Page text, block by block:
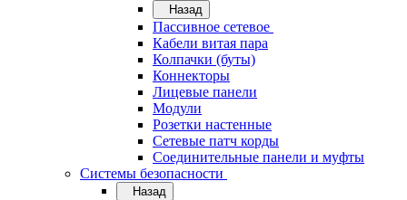
Назад
Пассивное сетевое
Кабели витая пара
Колпачки (буты)
Коннекторы
Лицевые панели
Модули
Розетки настенные
Сетевые патч корды
Соединительные панели и муфты
Системы безопасности
Назад